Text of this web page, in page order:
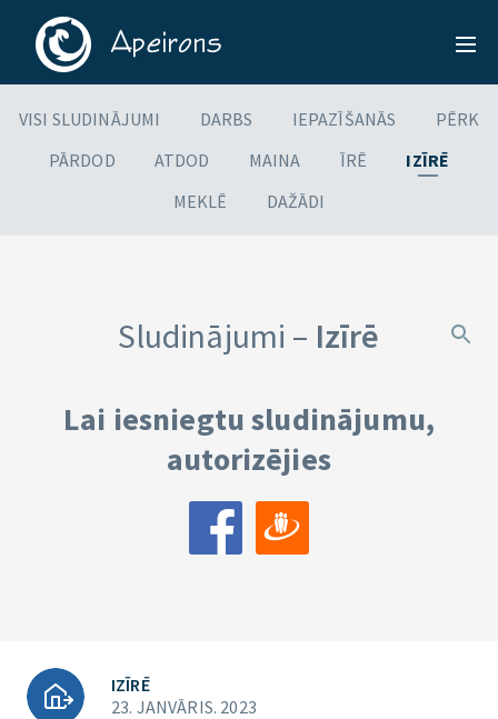
VISI SLUDINĀJUMI DARBS IEPAZĪŠANĀS
PĒRK
PĀRDOD
ATDOD MAINA ĪRĒ
IZĪRĒ
MEKLĒ
DAŽĀDI
Sludinājumi – Izīrē
Lai iesniegtu sludinājumu,
autorizējies
IZĪRĒ
23. JANVĀRIS. 2023